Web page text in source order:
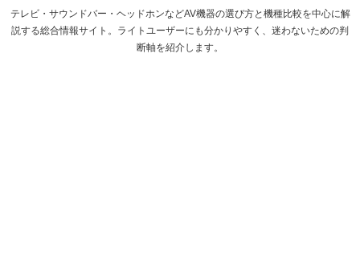
テレビ・サウンドバー・ヘッドホンなどAV機器の選び方と機種比較を中心に解
説する総合情報サイト。ライトユーザーにも分かりやすく、迷わないための判
断軸を紹介します。